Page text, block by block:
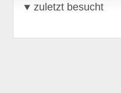
zuletzt besucht